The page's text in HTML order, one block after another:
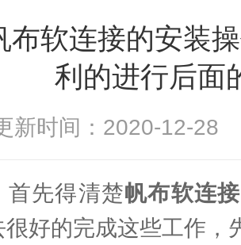
布软连接的安装
利的进行后面
新时间：2020-12-
得清楚帆布软连接
很好的完成这些工作，